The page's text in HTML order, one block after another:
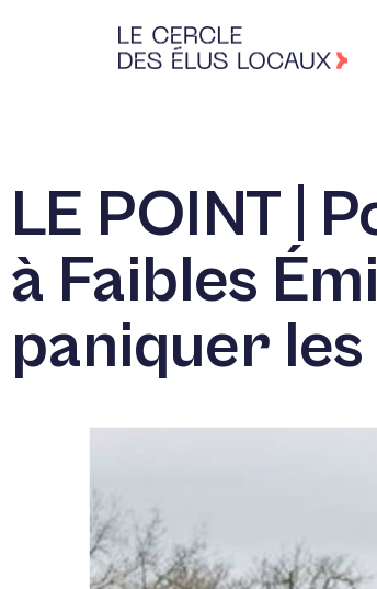
LE POINT |
à Faibles
paniquer les